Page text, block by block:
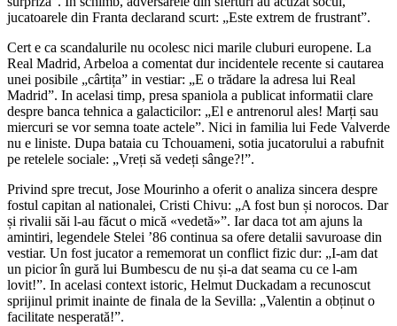
jucatoarele din Franta declarand scurt: „Este extrem de frustrant”.
Cert e ca scandalurile nu ocolesc nici marile cluburi europene. La
Real Madrid, Arbeloa a comentat dur incidentele recente si cautarea
unei posibile „cârtița” in vestiar: „E o trădare la adresa lui Real
Madrid”. In acelasi timp, presa spaniola a publicat informatii clare
despre banca tehnica a galacticilor: „El e antrenorul ales! Marți sau
miercuri se vor semna toate actele”. Nici in familia lui Fede Valverde
nu e liniste. Dupa bataia cu Tchouameni, sotia jucatorului a rabufnit
pe retelele sociale: „Vreți să vedeți sânge?!”.
Privind spre trecut, Jose Mourinho a oferit o analiza sincera despre
fostul capitan al nationalei, Cristi Chivu: „A fost bun și norocos. Dar
și rivalii săi l-au făcut o mică «vedetă»”. Iar daca tot am ajuns la
amintiri, legendele Stelei ’86 continua sa ofere detalii savuroase din
vestiar. Un fost jucator a rememorat un conflict fizic dur: „I-am dat
un picior în gură lui Bumbescu de nu și-a dat seama cu ce l-am
lovit!”. In acelasi context istoric, Helmut Duckadam a recunoscut
sprijinul primit inainte de finala de la Sevilla: „Valentin a obținut o
facilitate nesperată!”.